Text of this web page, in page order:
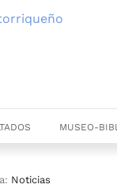
MUSEO-
Noticias